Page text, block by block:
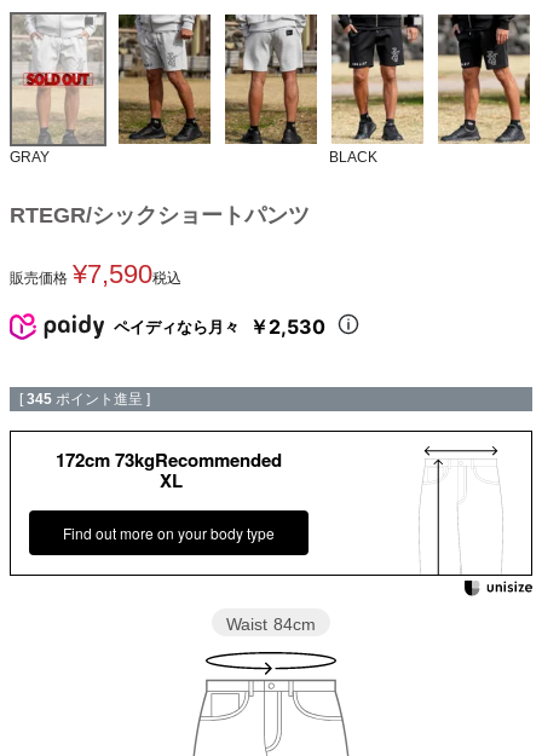
GRAY BLACK
RTEGR/シックショートパンツ
販売価格 ¥7,590税込
ペイディなら月々 ￥2,530
[ 345 ポイント進呈 ]
172cm 73kgRecommended
XL
Find out more on your body type
Waist 84cm